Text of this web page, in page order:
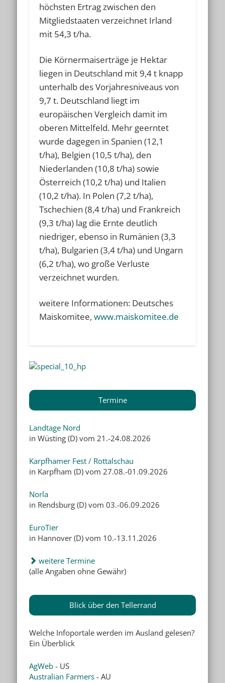
höchsten Ertrag zwischen den
Mitgliedstaaten verzeichnet Irland
mit 54,3 t/ha.
Die Körnermaiserträge je Hektar
liegen in Deutschland mit 9,4 t knapp
unterhalb des Vorjahresniveaus von
9,7 t. Deutschland liegt im
europäischen Vergleich damit im
oberen Mittelfeld. Mehr geerntet
wurde dagegen in Spanien (12,1
t/ha), Belgien (10,5 t/ha), den
Niederlanden (10,8 t/ha) sowie
Österreich (10,2 t/ha) und Italien
(10,2 t/ha). In Polen (7,2 t/ha),
Tschechien (8,4 t/ha) und Frankreich
(9,3 t/ha) lag die Ernte deutlich
niedriger, ebenso in Rumänien (3,3
t/ha), Bulgarien (3,4 t/ha) und Ungarn
(6,2 t/ha), wo große Verluste
verzeichnet wurden.
weitere Informationen: Deutsches
Maiskomitee,www.maiskomitee.de
Termine
Landtage Nord
in Wüsting (D) vom 21.-24.08.2026
Karpfhamer Fest / Rottalschau
in Karpfham (D) vom 27.08.-01.09.2026
Norla
in Rendsburg (D) vom 03.-06.09.2026
EuroTier
in Hannover (D) vom 10.-13.11.2026
weitere Termine
(alle Angaben ohne Gewähr)
Blick über den Tellerrand
Welche Infoportale werden im Ausland gelesen?
Ein Überblick
AgWeb - US
Australian Farmers - AU